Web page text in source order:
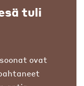
tuli
ovat